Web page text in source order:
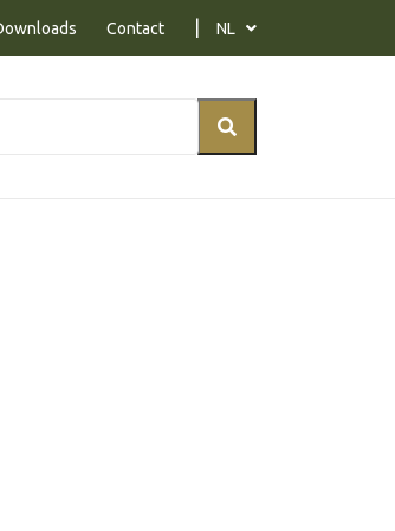
Contact NL